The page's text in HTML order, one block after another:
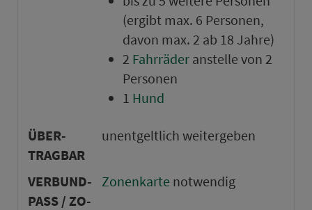
(ergibt max. 6 Per­so­nen,
davon max. 2 ab 18 Jahre)
2 Fahr­räderanstelle von 2
Per­so­nen
1 Hund
ÜBER­
TRAG­BAR
un­ent­gelt­lich wei­ter­ge­ben
VER­BUND­
PASS / ZO­
Zo­nen­karte not­wen­dig